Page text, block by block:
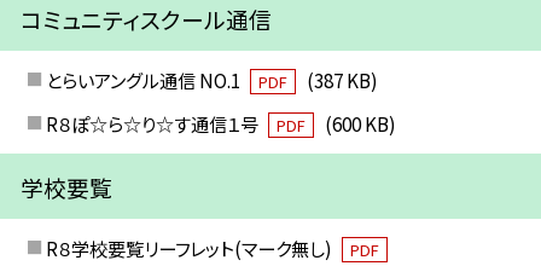
コミュニティスクール通信
とらいアングル通信 NO.1 PDF
(387 KB)
R８ぽ☆ら☆り☆す通信１号
PDF (600 KB)
学校要覧
R８学校要覧リーフレット(マーク無し) PDF